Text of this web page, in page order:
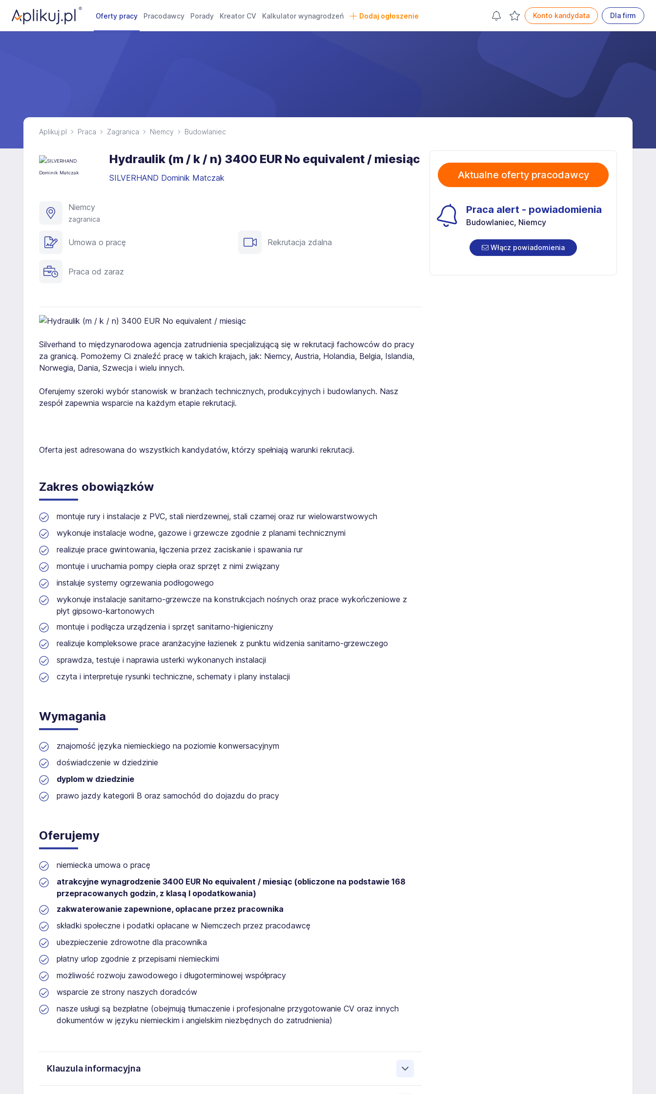
Oferty pracy Pracodawcy Porady Kreator CV Kalkulator wynagrodzeń Dodaj ogłoszenie Konto kandydata Dla firm
Aplikuj.pl Praca Zagranica Niemcy Budowlaniec
Hydraulik (m / k / n) 3400 EUR No equivalent / miesiąc
SILVERHAND Dominik Matczak
Niemcy
zagranica
Umowa o pracę Rekrutacja zdalna
Praca od zaraz
Silverhand to międzynarodowa agencja zatrudnienia specjalizującą się w rekrutacji fachowców do pracy
za granicą. Pomożemy Ci znaleźć pracę w takich krajach, jak: Niemcy, Austria, Holandia, Belgia, Islandia,
Norwegia, Dania, Szwecja i wielu innych.
Oferujemy szeroki wybór stanowisk w branżach technicznych, produkcyjnych i budowlanych. Nasz
zespół zapewnia wsparcie na każdym etapie rekrutacji.
Oferta jest adresowana do wszystkich kandydatów, którzy spełniają warunki rekrutacji.
Zakres obowiązków
montuje rury i instalacje z PVC, stali nierdzewnej, stali czarnej oraz rur wielowarstwowych
wykonuje instalacje wodne, gazowe i grzewcze zgodnie z planami technicznymi
realizuje prace gwintowania, łączenia przez zaciskanie i spawania rur
montuje i uruchamia pompy ciepła oraz sprzęt z nimi związany
instaluje systemy ogrzewania podłogowego
wykonuje instalacje sanitarno-grzewcze na konstrukcjach nośnych oraz prace wykończeniowe z
płyt gipsowo-kartonowych
montuje i podłącza urządzenia i sprzęt sanitarno-higieniczny
realizuje kompleksowe prace aranżacyjne łazienek z punktu widzenia sanitarno-grzewczego
sprawdza, testuje i naprawia usterki wykonanych instalacji
czyta i interpretuje rysunki techniczne, schematy i plany instalacji
Wymagania
znajomość języka niemieckiego na poziomie konwersacyjnym
doświadczenie w dziedzinie
dyplom w dziedzinie
prawo jazdy kategorii B oraz samochód do dojazdu do pracy
Oferujemy
niemiecka umowa o pracę
atrakcyjne wynagrodzenie 3400 EUR No equivalent / miesiąc (obliczone na podstawie 168
przepracowanych godzin, z klasą I opodatkowania)
zakwaterowanie zapewnione, opłacane przez pracownika
składki społeczne i podatki opłacane w Niemczech przez pracodawcę
ubezpieczenie zdrowotne dla pracownika
płatny urlop zgodnie z przepisami niemieckimi
możliwość rozwoju zawodowego i długoterminowej współpracy
wsparcie ze strony naszych doradców
nasze usługi są bezpłatne (obejmują tłumaczenie i profesjonalne przygotowanie CV oraz innych
dokumentów w języku niemieckim i angielskim niezbędnych do zatrudnienia)
Klauzula informacyjna
Aktualne oferty pracodawcy
Praca alert - powiadomienia
Budowlaniec, Niemcy
Włącz powiadomienia